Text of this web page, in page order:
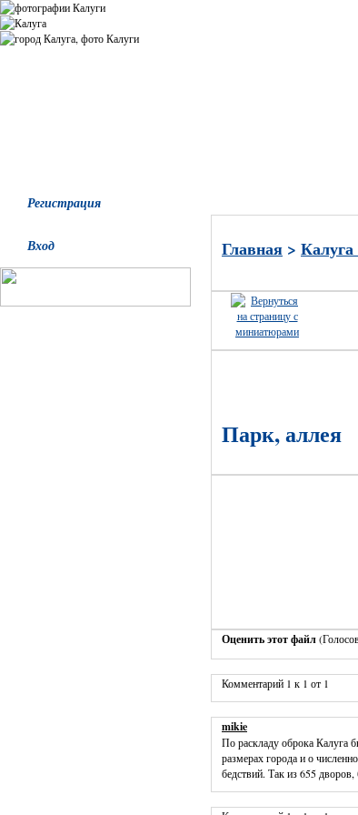
Регистрация
Вход Главная > Калуга
Парк, аллея
Оценить этот файл
Комментарий 1 к 1 от 1
mikie
По раскладу оброка Калуга
размерах города и о
бедствий. Так из 655